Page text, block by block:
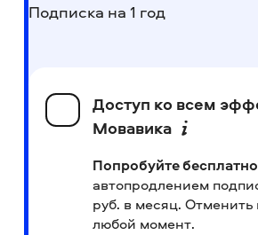
Подписка на 1 год
Доступ ко всем
Мовавика
Попробуйте
автопродлением
руб. в месяц. Отменить
любой момент.